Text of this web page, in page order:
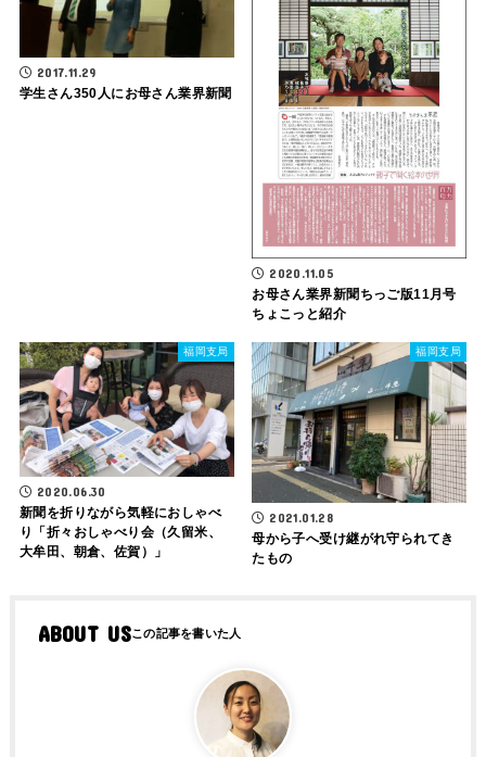
2017.11.29
学生さん350人にお母さん業界新聞
2020.11.05
お母さん業界新聞ちっご版11月号
ちょこっと紹介
福岡支局
2020.06.30
新聞を折りながら気軽におしゃべ
り「折々おしゃべり会（久留米、
大牟田、朝倉、佐賀）」
福岡支局
2021.01.28
母から子へ受け継がれ守られてき
たもの
ABOUT US